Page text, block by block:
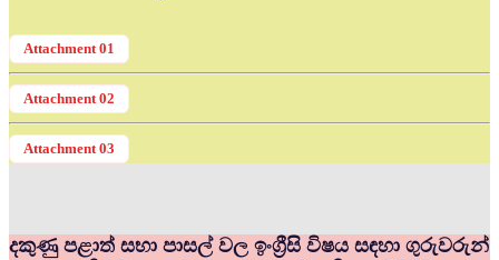
Attachment 01
Attachment 02
Attachment 03
දකුණු පළාත් සභා පාසල් වල ඉංග්‍රීසි විෂය සඳහා ගුරුවරුන්